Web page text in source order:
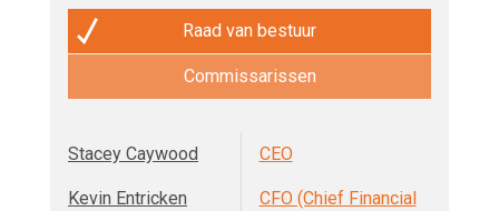
Raad van bestuur
Commissarissen
Stacey Caywood CEO
Kevin Entricken
CFO (Chief Financial